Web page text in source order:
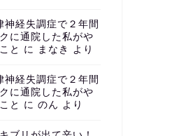
神経失調症で２年間
に通院した私がや
と
に まなき より
神経失調症で２年間
に通院した私がや
と
に のん より